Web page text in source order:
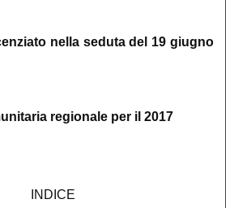
nella seduta del 19 giugno
regionale per il 2017
INDICE